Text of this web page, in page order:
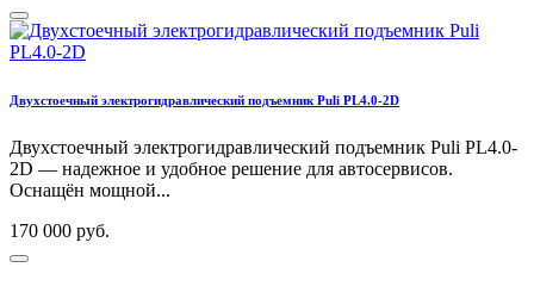
Двухстоечный электрогидравлический подъемник Puli PL4.0-2D
Двухстоечный электрогидравлический подъемник Puli PL4.0-
2D — надежное и удобное решение для автосервисов.
Оснащён мощной...
170 000 руб.